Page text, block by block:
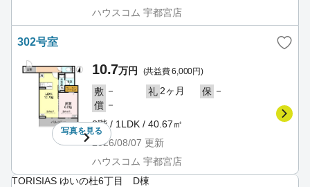
ハウスコム 宇都宮店
302号室
写真を見る
10.7万円 (共益費 6,000円)
敷 － 礼 2ヶ月 保 －
償 －
3階 / 1LDK / 40.67㎡
2026/08/07 更新
ハウスコム 宇都宮店
TORISIAS ゆいの杜6丁目 D棟